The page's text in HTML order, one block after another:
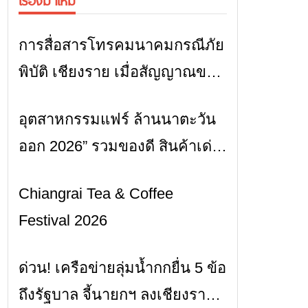
ข่าวเชียงราย
การสื่อสารโทรคมนาคมกรณีภัย
พิบัติ เชียงราย เมื่อสัญญาณขาด
ข่าวเชียงราย
อุตสาหกรรมแฟร์ ล้านนาตะวัน
ออก 2026” รวมของดี สินค้าเด่น
จังหวัด เชียงราย พะเยา แพร่
และน่าน พร้อมชมคอนเสิร์ตจาก
ศิลปินชื่อดังตลอด 5 วัน
ข่าวเชียงราย
Chiangrai Tea & Coffee
Festival 2026
ข่าวเชียงราย
ด่วน! เครือข่ายลุ่มน้ำกกยื่น 5 ข้อ
ถึงรัฐบาล จี้นายกฯ ลงเชียงราย